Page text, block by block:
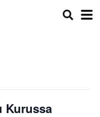
Kurussa